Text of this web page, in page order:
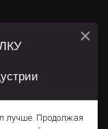
на
и
лучше. Продолжая
×